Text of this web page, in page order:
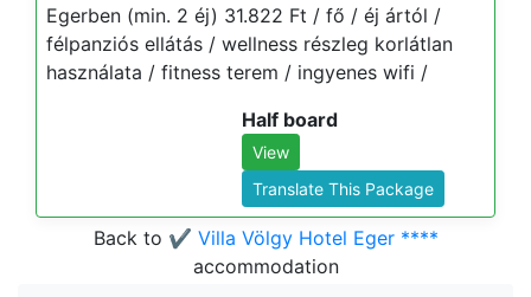
Egerben (min. 2 éj) 31.822 Ft / fő / éj ártól /
félpanziós ellátás / wellness részleg korlátlan
használata / fitness terem / ingyenes wifi /
Half board
View
Translate This Package
Back to ✔️ Villa Völgy Hotel Eger ****
accommodation